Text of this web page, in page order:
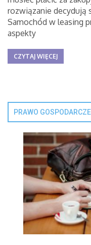
rozwiązanie decydują
Samochód w leasing
aspekty
CZYTAJ WIĘCEJ
PRAWO GOSPODARCZE